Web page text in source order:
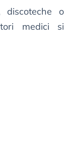
discoteche o
medici si